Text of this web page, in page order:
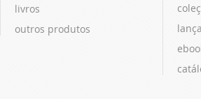
livros
outros produtos